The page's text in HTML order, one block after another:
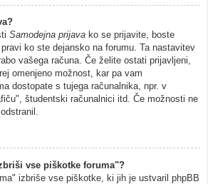
Samodejna prijava ko se prijavite, boste
ko ste dejansko na forumu. Ta nastavitev
vašega računa. Če želite ostati prijavljeni,
omenjeno možnost, kar pa vam
dostopate s tujega računalnika, npr. v
študentski računalnici itd. Če možnosti ne
vse piškotke foruma"?
izbriše vse piškotke, ki jih je ustvaril phpBB